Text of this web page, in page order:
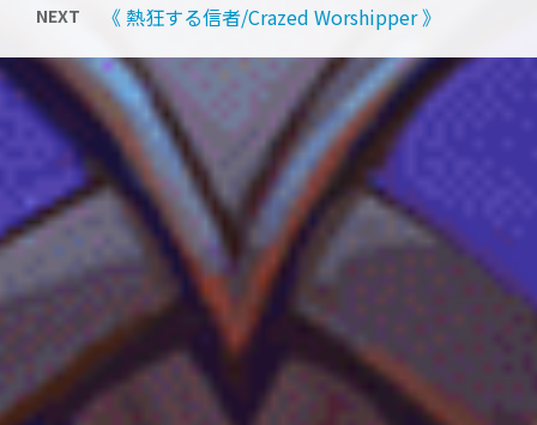
NEXT 《 熱狂する信者/Crazed Worshipper 》